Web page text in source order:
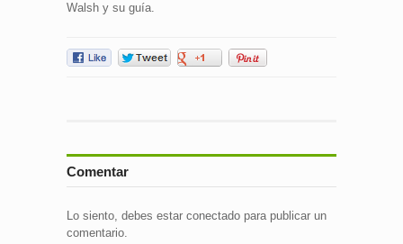
Walsh y su guía.
Comentar
Lo siento, debes estar conectado para publicar un
comentario.